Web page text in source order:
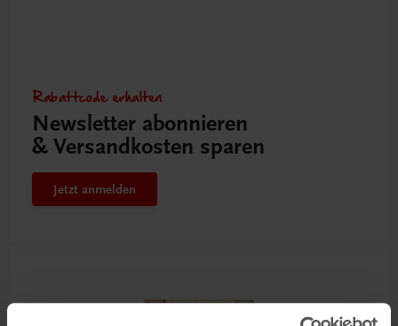
Rabattcode erhalten
Newsletter abonnieren
& Versandkosten sparen
Jetzt anmelden